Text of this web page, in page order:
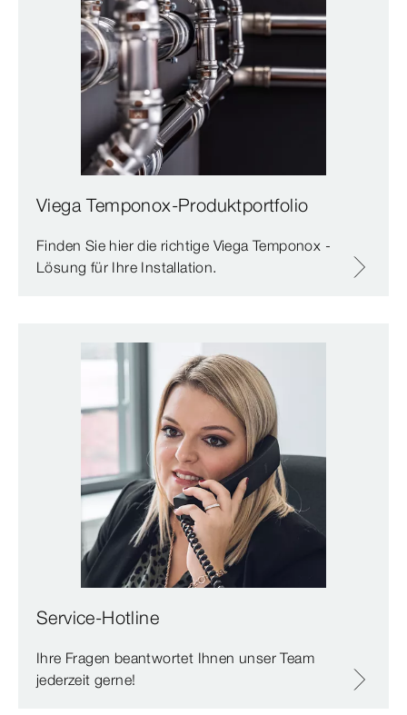
Viega Temponox-Produktportfolio
Finden Sie hier die richtige Viega Temponox -
Lösung für Ihre Installation.
Service-Hotline
Ihre Fragen beantwortet Ihnen unser Team
jederzeit gerne!